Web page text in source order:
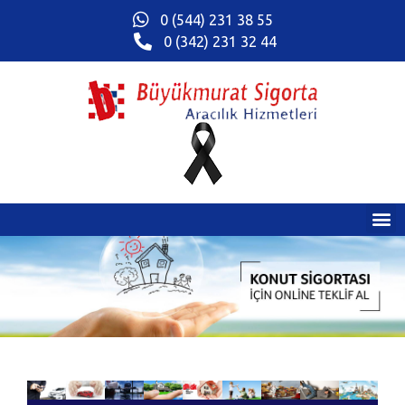
0 (544) 231 38 55
0 (342) 231 32 44